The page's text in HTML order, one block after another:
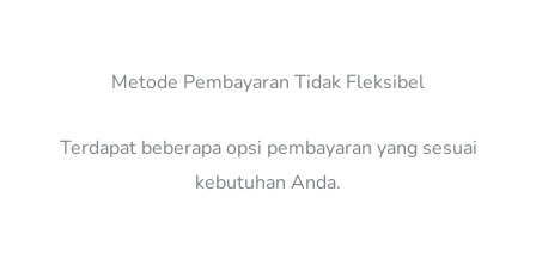
Metode Pembayaran Tidak Fleksibel
Terdapat beberapa opsi pembayaran yang sesuai
kebutuhan Anda.